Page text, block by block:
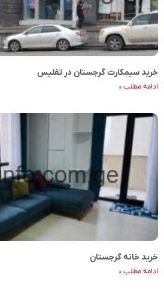
خرید سیمکارت گرجستان در تفلیس
ادامه مطلب »
خرید خانه گرجستان
ادامه مطلب »